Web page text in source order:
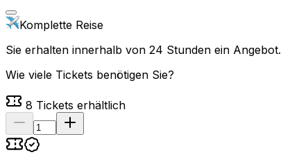
Komplette Reise
Sie erhalten innerhalb von 24 Stunden ein Angebot.
Wie viele Tickets benötigen Sie?
8 Tickets erhältlich